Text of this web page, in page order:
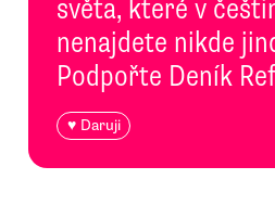
světa, které v
nenajdete nikde
Podpořte Deník
♥ Daruji